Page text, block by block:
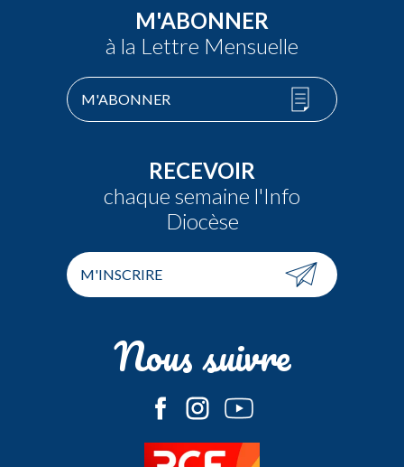
M'ABONNER
à la Lettre Mensuelle
M'ABONNER
RECEVOIR
chaque semaine l'Info
Diocèse
M'INSCRIRE
Nous suivre